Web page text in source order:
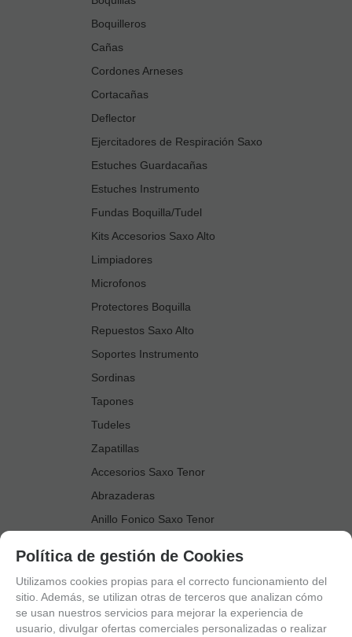
Boquilleros
Cañas
Cordones Arneses
Cortacañas
Deflector
Ejercitadores de Respiración Saxo
Estuches Guardacañas
Estuches Instrumento
Fundas Boquilla/Tudel
Kits Accesorios Saxo Alto
Limpiadores
Microfonos
Protectores Boquilla
Repuestos Saxo Alto
Soportes Instrumento
Sordinas
Tapones
Tudeles
Zapatillas
Accesorios Saxo Tenor
Abrazaderas
Anillo Fonico Saxo Tenor
Boquillas
Boquilleros
Cañas
Política de gestión de Cookies
Utilizamos cookies propias para el correcto funcionamiento del
sitio. Además, se utilizan otras de terceros que analizan cómo
se usan nuestros servicios para mejorar la experiencia de
usuario, divulgar ofertas comerciales personalizadas o realizar